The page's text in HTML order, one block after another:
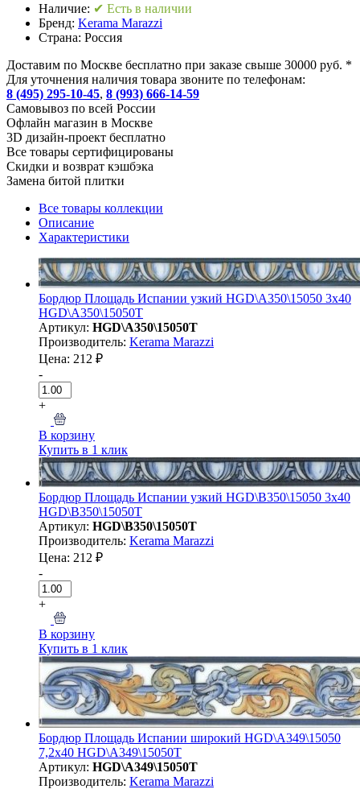
Наличие: ✔ Есть в наличии
Бренд: Kerama Marazzi
Страна: Россия
Доставим по Москве бесплатно при заказе свыше 30000 руб. *
Для уточнения наличия товара звоните по телефонам:
8 (495) 295-10-45, 8 (993) 666-14-59
Cамовывоз по всей России
Офлайн магазин в Москве
3D дизайн-проект бесплатно
Все товары сертифицированы
Скидки и возврат кэшбэка
Замена битой плитки
Все товары коллекции
Описание
Характеристики
Бордюр Площадь Испании узкий HGD\A350\15050 3x40
HGD\A350\15050T
Артикул: HGD\A350\15050T
Производитель: Kerama Marazzi
Цена: 212 ₽
-
+
В корзину
Купить в 1 клик
Бордюр Площадь Испании узкий HGD\B350\15050 3x40
HGD\B350\15050T
Артикул: HGD\B350\15050T
Производитель: Kerama Marazzi
Цена: 212 ₽
-
+
В корзину
Купить в 1 клик
Бордюр Площадь Испании широкий HGD\A349\15050
7,2x40 HGD\A349\15050T
Артикул: HGD\A349\15050T
Производитель: Kerama Marazzi